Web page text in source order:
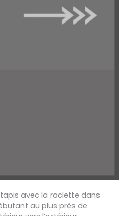
avec la raclette dans
au plus près de